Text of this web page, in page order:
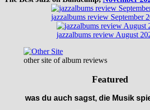
jazzalbums review September
jazzalbums review August
other site of album reviews
Featured
was du auch sagst, die Musik